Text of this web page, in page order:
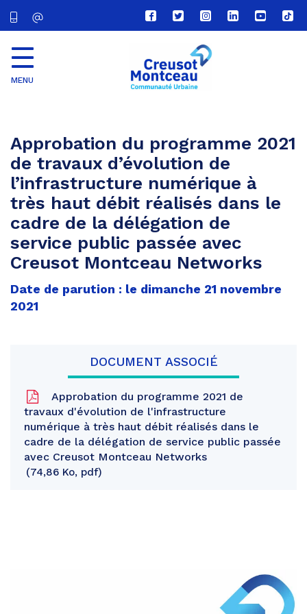
Lien
vers
compte
Facebook
Lien
vers
compte
Twitter
Lien
vers
le
compte
Lien
vers
Lien
vers
Lien
vers
MENU
Approbation du programme 2021
de travaux d’évolution de
l’infrastructure numérique à
très haut débit réalisés dans le
cadre de la délégation de
service public passée avec
Creusot Montceau Networks
Date de parution : le dimanche 21 novembre
2021
DOCUMENT ASSOCIÉ
Approbation du programme 2021 de
travaux d'évolution de l'infrastructure
numérique à très haut débit réalisés dans le
cadre de la délégation de service public passée
avec Creusot Montceau Networks
74,86 Ko, pdf